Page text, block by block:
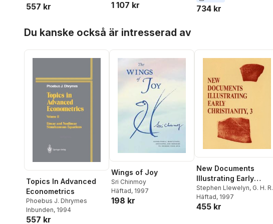
557 kr 1 107 kr 734 kr
Du kanske också är intresserad av
Topics In Advanced
Econometrics
Phoebus J. Dhrymes
Inbunden, 1994
557 kr
Wings of Joy
Sri Chinmoy
Häftad, 1997
198 kr
New Documents
Illustrating Early
Christianity, 3: A
Review of Greek
Inscriptions and
Stephen Llewelyn, G. H. R.
Horsley
Häftad, 1997
455 kr